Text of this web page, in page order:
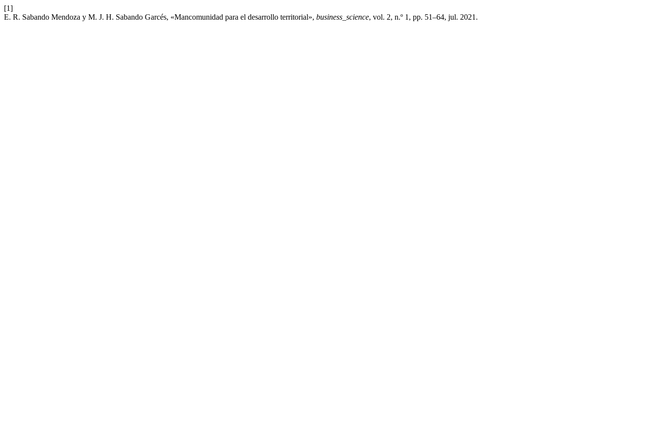
[1]
E. R. Sabando Mendoza y M. J. H. Sabando Garcés, «Mancomunidad para el desarrollo territorial», business_science, vol. 2, n.º 1, pp. 51–64, jul. 2021.